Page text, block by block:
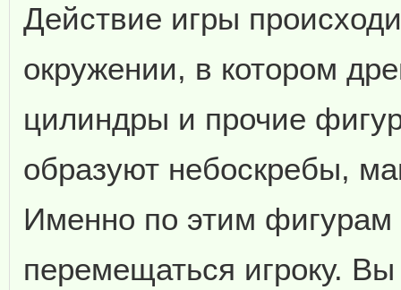
Действие игры
окружении, в котором
цилиндры и прочие
образуют небоскребы,
Именно по этим фигурам
перемещаться игроку.